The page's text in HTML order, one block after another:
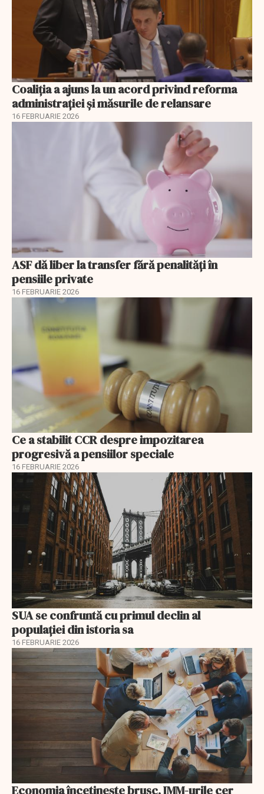
Coaliția a ajuns la un acord privind reforma
administrației și măsurile de relansare
16 FEBRUARIE 2026
ASF dă liber la transfer fără penalități în
pensiile private
16 FEBRUARIE 2026
Ce a stabilit CCR despre impozitarea
progresivă a pensiilor speciale
16 FEBRUARIE 2026
SUA se confruntă cu primul declin al
populației din istoria sa
16 FEBRUARIE 2026
Economia încetinește brusc, IMM-urile cer